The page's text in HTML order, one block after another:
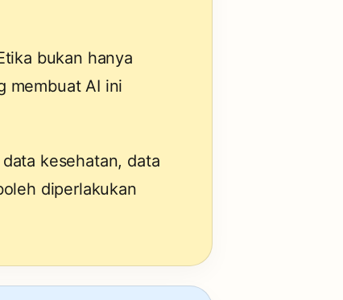
bukan hanya
membuat AI ini
kesehatan, data
diperlakukan